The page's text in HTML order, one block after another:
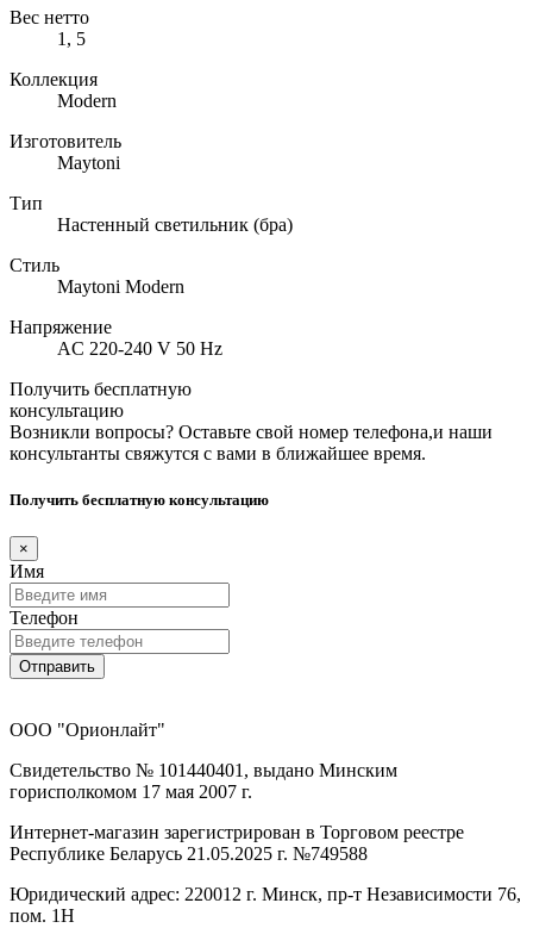
Вес нетто
1, 5
Коллекция
Modern
Изготовитель
Maytoni
Тип
Настенный светильник (бра)
Стиль
Maytoni Modern
Напряжение
AC 220-240 V 50 Hz
Получить бесплатную
консультацию
Возникли вопросы? Оставьте свой номер телефона,и наши
консультанты свяжутся с вами в ближайшее время.
Получить бесплатную консультацию
×
Имя
Телефон
Отправить
ООО "Орионлайт"
Свидетельство № 101440401, выдано Минским
горисполкомом 17 мая 2007 г.
Интернет-магазин зарегистрирован в Торговом реестре
Республике Беларусь 21.05.2025 г. №749588
Юридический адрес: 220012 г. Минск, пр-т Независимости 76,
пом. 1Н